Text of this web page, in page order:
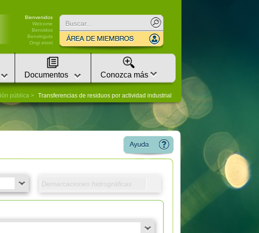
Bienvenidos
Welcome
Benvidos
Benvinguts
Ongi etorri
Documentos Conozca más
pública Transferencias de residuos por actividad industrial